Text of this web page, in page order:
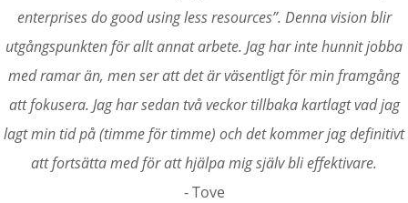
enterprises do good using less resources”. Denna vision blir
utgångspunkten för allt annat arbete. Jag har inte hunnit jobba
med ramar än, men ser att det är väsentligt för min framgång
att fokusera. Jag har sedan två veckor tillbaka kartlagt vad jag
lagt min tid på (timme för timme) och det kommer jag definitivt
att fortsätta med för att hjälpa mig själv bli effektivare.
- Tove